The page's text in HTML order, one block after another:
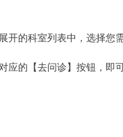
的科室列表中，选择您
的【去问诊】按钮，即